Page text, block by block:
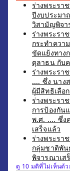
ร่างพระรา
ปีงบประม
วิสามัญพิจา
ร่างพระรา
กระทำควา
ขัดแย้งทาง
ตุลาธน กับ
ร่างพระรา
.... ซึ่ง นา
ผู้มีสิทธิเลือ
ร่างพระรา
การป้องกัน
พ.ศ. .... ซึ่ง
เสร็จแล้ว
ร่างพระรา
กลุ่มชาติพั
พิจารณาเส
ดู 10 มติที่ไม่เห็นด้ว